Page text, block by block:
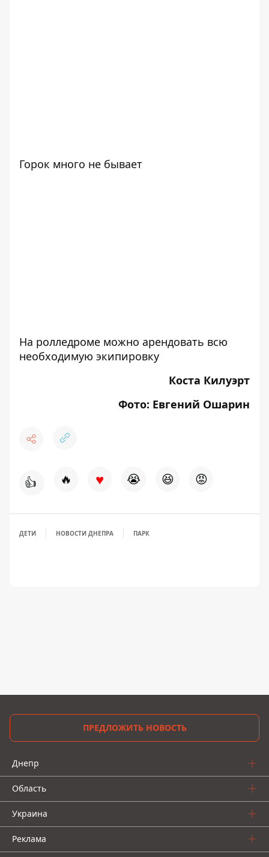
Горок много не бывает
На ролледроме можно арендовать всю
необходимую экипировку
Коста Килуэрт
Фото: Евгений Ошарин
👍 🔥 ♥ 😭 😆 😡
ДЕТИ НОВОСТИ ДНЕПРА ПАРК
ПРЕДЛОЖИТЬ НОВОСТЬ
Днепр
Область
Украина
Реклама